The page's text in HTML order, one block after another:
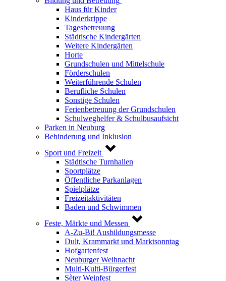
Haus für Kinder
Kinderkrippe
Tagesbetreuung
Städtische Kindergärten
Weitere Kindergärten
Horte
Grundschulen und Mittelschule
Förderschulen
Weiterführende Schulen
Berufliche Schulen
Sonstige Schulen
Ferienbetreuung der Grundschulen
Schulweghelfer & Schulbusaufsicht
Parken in Neuburg
Behinderung und Inklusion
Sport und Freizeit
Städtische Turnhallen
Sportplätze
Öffentliche Parkanlagen
Spielplätze
Freizeitaktivitäten
Baden und Schwimmen
Feste, Märkte und Messen
A-Zu-Bi! Ausbildungsmesse
Dult, Krammarkt und Marktsonntag
Hofgartenfest
Neuburger Weihnacht
Multi-Kulti-Bürgerfest
Sèter Weinfest